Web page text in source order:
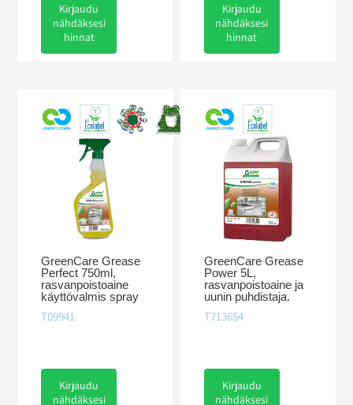
Kirjaudu
nähdäksesi
hinnat
Kirjaudu
nähdäksesi
hinnat
GreenCare Grease
Perfect 750ml,
rasvanpoistoaine
käyttövalmis spray
T09941
Kirjaudu
nähdäksesi
GreenCare Grease
Power 5L,
rasvanpoistoaine ja
uunin puhdistaja.
T713654
Kirjaudu
nähdäksesi